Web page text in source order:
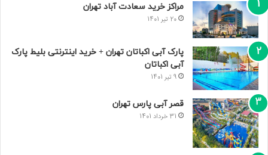
مراکز خرید سعادت‌ آباد تهران
20 تیر 1401
پارک آبی اکباتان تهران + خرید اینترنتی بلیط پارک
آبی اکباتان
9 تیر 1401
قصر آبی پارس تهران
31 خرداد 1401